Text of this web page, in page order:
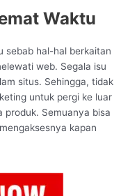
Waktu
sebab hal-hal berkaitan
web. Segala isu
situs. Sehingga, tidak
untuk pergi ke luar
produk. Semuanya bisa
kapan